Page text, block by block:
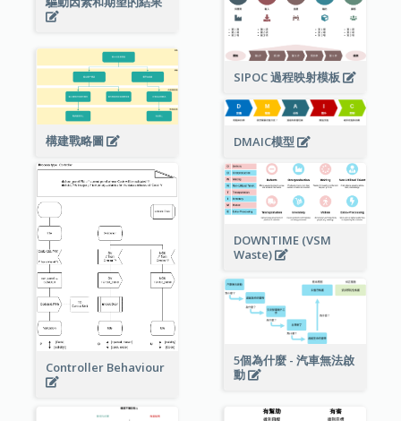
SIPOC 過程映射模板
構建戰略圖 DMAIC模型
Controller Behaviour
DOWNTIME (VSM
Waste)
5個為什麼 - 汽車無法啟
動